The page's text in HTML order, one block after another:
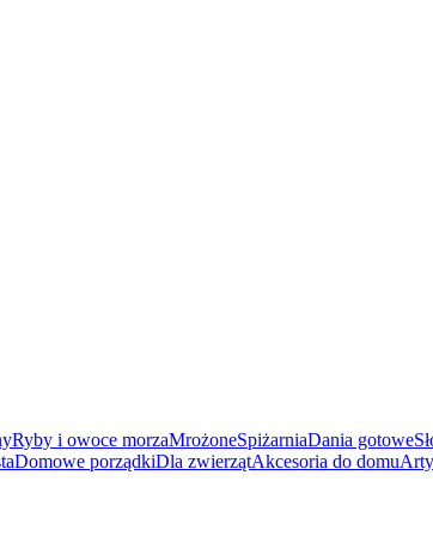
Ryby i owoce morzaMrożoneSpiżarniaDania gotowe
Domowe porządkiDla zwierzątAkcesoria do domu